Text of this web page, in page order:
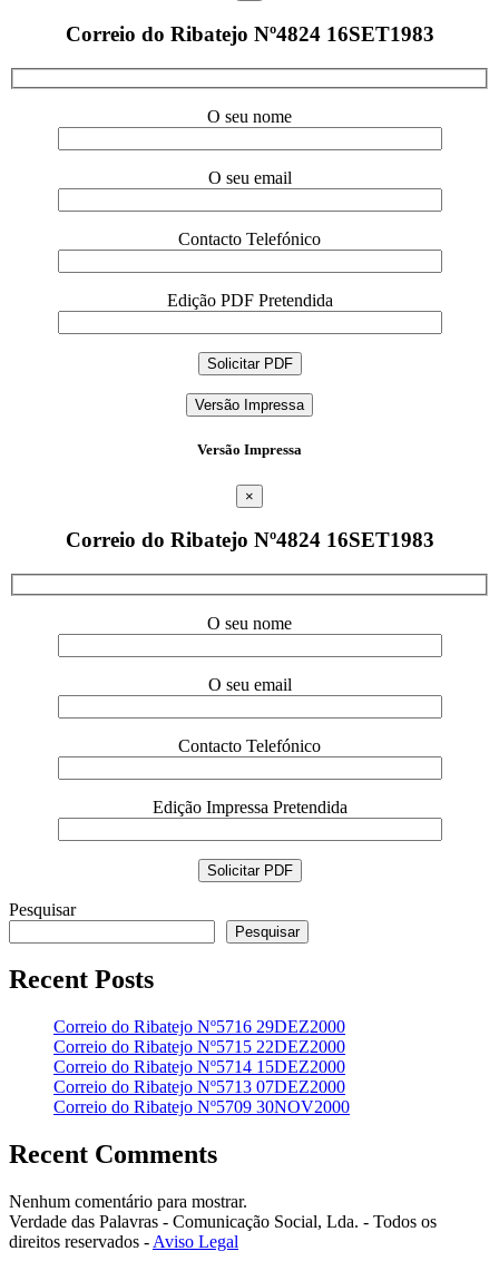
Correio do Ribatejo Nº4824 16SET1983
O seu nome
O seu email
Contacto Telefónico
Edição PDF Pretendida
Versão Impressa
Versão Impressa
×
Correio do Ribatejo Nº4824 16SET1983
O seu nome
O seu email
Contacto Telefónico
Edição Impressa Pretendida
Pesquisar
Pesquisar
Recent Posts
Correio do Ribatejo Nº5716 29DEZ2000
Correio do Ribatejo Nº5715 22DEZ2000
Correio do Ribatejo Nº5714 15DEZ2000
Correio do Ribatejo Nº5713 07DEZ2000
Correio do Ribatejo Nº5709 30NOV2000
Recent Comments
Nenhum comentário para mostrar.
Verdade das Palavras - Comunicação Social, Lda. - Todos os
direitos reservados - Aviso Legal